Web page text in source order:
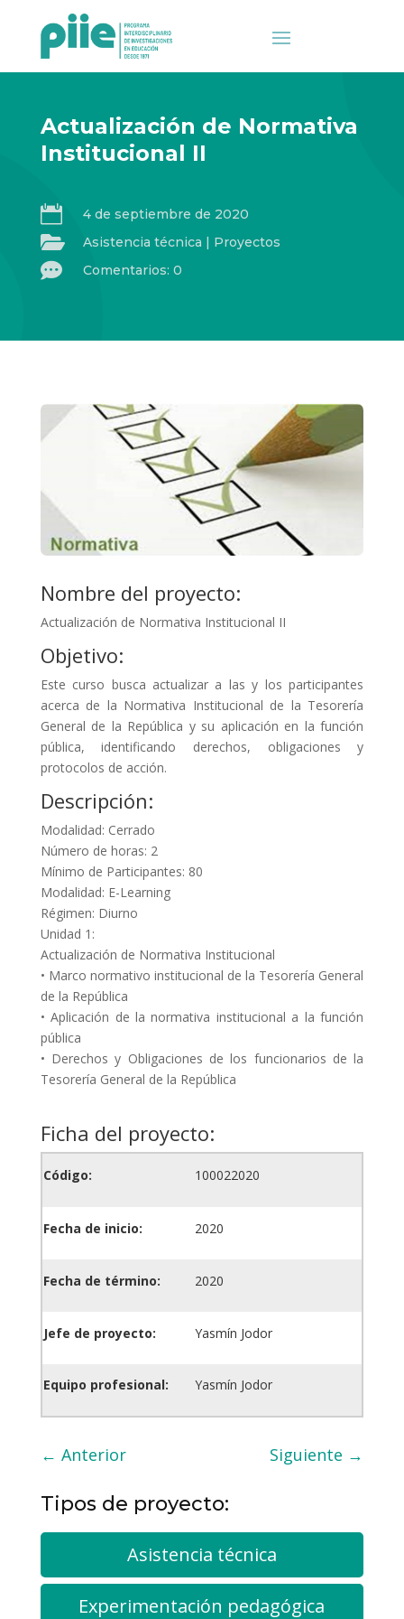
Actualización de Normativa
Institucional II
 4 de septiembre de 2020
 Asistencia técnica | Proyectos
 Comentarios: 0
Nombre del proyecto:
Actualización de Normativa Institucional II
Objetivo:
Este curso busca actualizar a las y los participantes
acerca de la Normativa Institucional de la Tesorería
General de la República y su aplicación en la función
pública, identificando derechos, obligaciones y
protocolos de acción.
Descripción:
Modalidad: Cerrado
Número de horas: 2
Mínimo de Participantes: 80
Modalidad: E-Learning
Régimen: Diurno
Unidad 1:
Actualización de Normativa Institucional
• Marco normativo institucional de la Tesorería General
de la República
• Aplicación de la normativa institucional a la función
pública
• Derechos y Obligaciones de los funcionarios de la
Tesorería General de la República
Ficha del proyecto:
Código: 100022020
Fecha de inicio: 2020
Fecha de término: 2020
Jefe de proyecto: Yasmín Jodor
Equipo profesional: Yasmín Jodor
← Anterior Siguiente →
Tipos de proyecto:
Asistencia técnica
Experimentación pedagógica